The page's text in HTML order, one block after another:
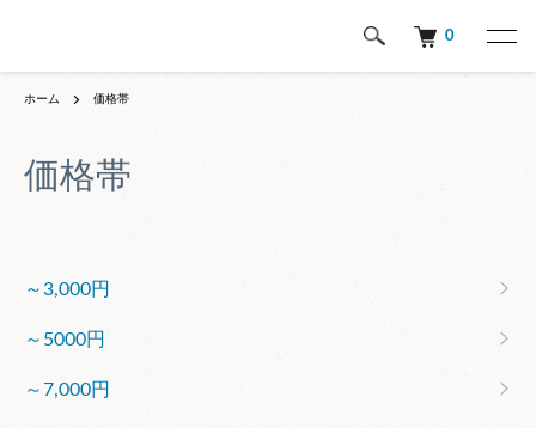
0
ホーム 価格帯
価格帯
～3,000円
～5000円
～7,000円